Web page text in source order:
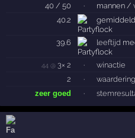
40 / 50 ·
mannen /
40.2
39.6 leeftijd
44 @ 3× 2 ·
winactie
2
·
zeer goed
·